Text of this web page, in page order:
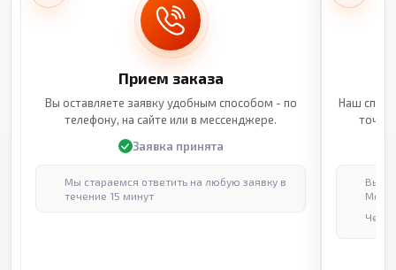
Прием заказа
Вы оставляете заявку удобным способом - по
телефону, на сайте или в мессенджере.
Заявка принята
Мы стараемся ответить на любую заявку в
течение 15 минут
Наш